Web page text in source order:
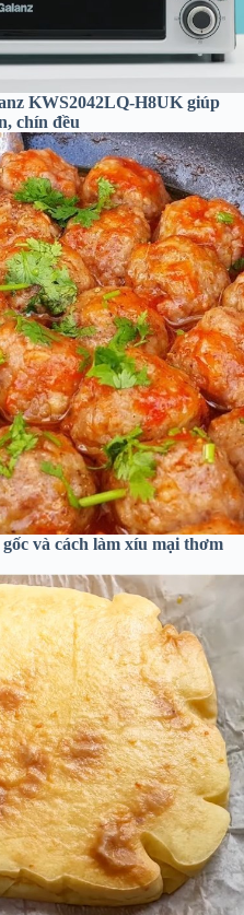
KWS2042LQ-H8UK giúp
chín đều
và cách làm xíu mại thơm